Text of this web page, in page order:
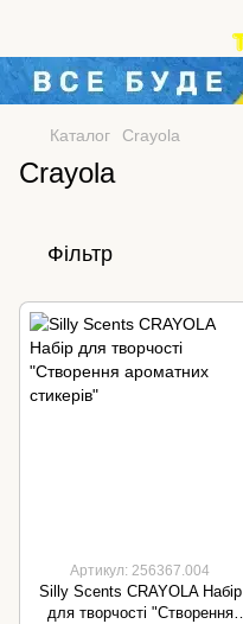
Каталог Crayola
Crayola
Фільтр
Артикул: 256367.004
Silly Scents CRAYOLA Набір
для творчості "Створення